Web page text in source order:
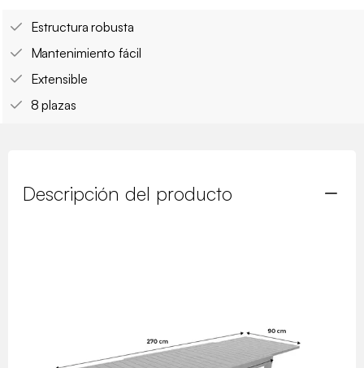
Estructura robusta
Mantenimiento fácil
Extensible
8 plazas
Descripción del producto